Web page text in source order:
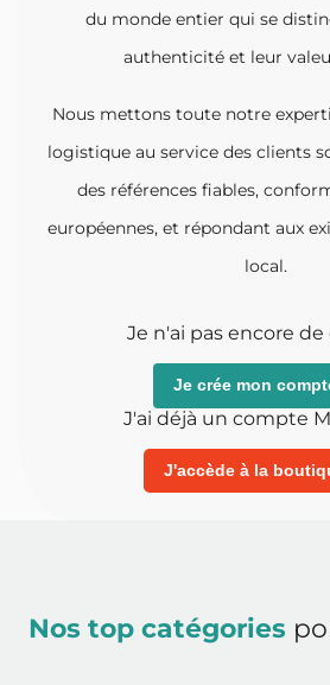
du monde entier qui se
authenticité et leur
Nous mettons toute notre
logistique au service des clients
des références fiables,
européennes, et répondant aux
local.
Je n'ai pas encore
Je crée mon
J'ai déjà un compte
J'accède à la
Nos top catégories